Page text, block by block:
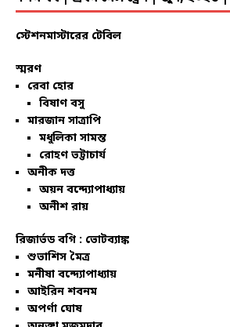
স্টেশনমাস্টারের টেবিল
স্মরণ
রেবা হোর
বিষাণ বসু
মারজান সাত্রাপি
মধুলিকা সামন্ত
রোহণ ভট্টাচার্য
অনীক দত্ত
অয়ন বন্দ্যোপাধ্যায়
অনীশ রায়
রিজার্ভড বগি : ভোটব্যাঙ্ক
শুভাশিস মৈত্র
মনীষা বন্দ্যোপাধ্যায়
আইরিন শবনম
অপর্ণা ঘোষ